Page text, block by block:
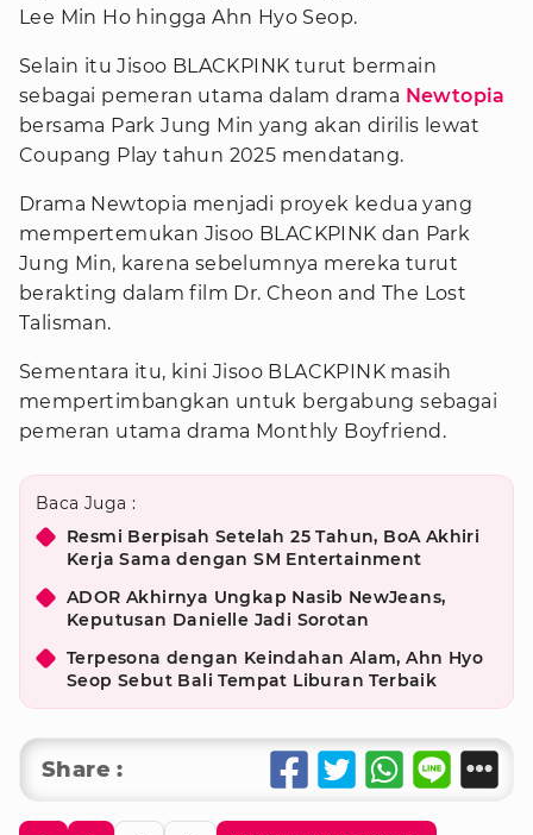
Lee Min Ho hingga Ahn Hyo Seop.
Selain itu Jisoo BLACKPINK turut bermain
sebagai pemeran utama dalam drama Newtopia
bersama Park Jung Min yang akan dirilis lewat
Coupang Play tahun 2025 mendatang.
Drama Newtopia menjadi proyek kedua yang
mempertemukan Jisoo BLACKPINK dan Park
Jung Min, karena sebelumnya mereka turut
berakting dalam film Dr. Cheon and The Lost
Talisman.
Sementara itu, kini Jisoo BLACKPINK masih
mempertimbangkan untuk bergabung sebagai
pemeran utama drama Monthly Boyfriend.
Baca Juga :
Resmi Berpisah Setelah 25 Tahun, BoA Akhiri
Kerja Sama dengan SM Entertainment
ADOR Akhirnya Ungkap Nasib NewJeans,
Keputusan Danielle Jadi Sorotan
Terpesona dengan Keindahan Alam, Ahn Hyo
Seop Sebut Bali Tempat Liburan Terbaik
Share :